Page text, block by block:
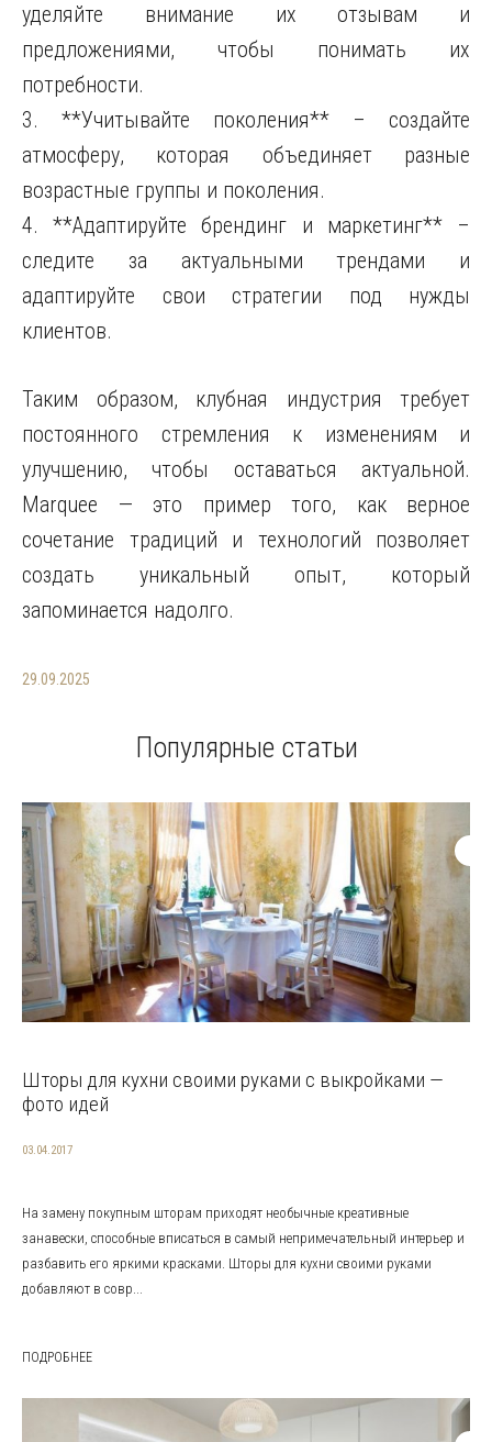
уделяйте внимание их отзывам и
предложениями, чтобы понимать их
потребности.
3. **Учитывайте поколения** – создайте
атмосферу, которая объединяет разные
возрастные группы и поколения.
4. **Адаптируйте брендинг и маркетинг** –
следите за актуальными трендами и
адаптируйте свои стратегии под нужды
клиентов.
Таким образом, клубная индустрия требует
постоянного стремления к изменениям и
улучшению, чтобы оставаться актуальной.
Marquee — это пример того, как верное
сочетание традиций и технологий позволяет
создать уникальный опыт, который
запоминается надолго.
29.09.2025
Популярные статьи
Шторы для кухни своими руками с выкройками —
фото идей
03.04.2017
На замену покупным шторам приходят необычные креативные
занавески, способные вписаться в самый непримечательный интерьер и
разбавить его яркими красками. Шторы для кухни своими руками
добавляют в совр...
ПОДРОБНЕЕ